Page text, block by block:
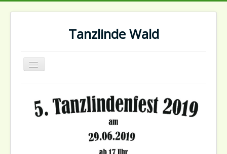
Tanzlinde Wald
Navigation
an/aus
Kontakt